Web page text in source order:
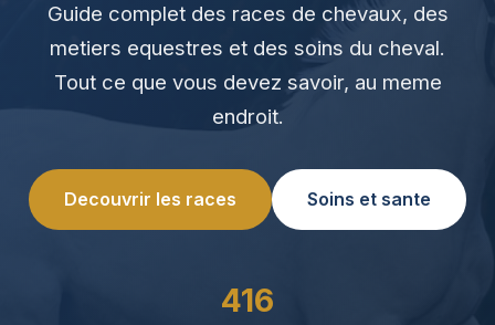
Guide complet des races de chevaux, des
metiers equestres et des soins du cheval.
Tout ce que vous devez savoir, au meme
endroit.
Decouvrir les races Soins et sante
416